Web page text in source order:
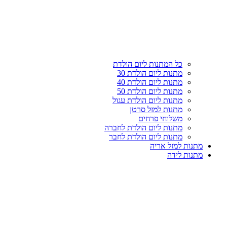
כל המתנות ליום הולדת
מתנות ליום הולדת 30
מתנות ליום הולדת 40
מתנות ליום הולדת 50
מתנות ליום הולדת עגול
מתנות למזל סרטן
משלוחי פרחים
מתנות ליום הולדת לחברה
מתנות ליום הולדת לחבר
מתנות למזל אריה
מתנות לידה